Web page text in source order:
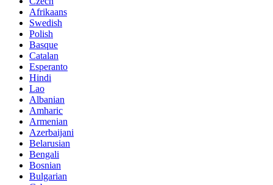
Afrikaans
Swedish
Polish
Basque
Catalan
Esperanto
Hindi
Lao
Albanian
Amharic
Armenian
Azerbaijani
Belarusian
Bengali
Bosnian
Bulgarian